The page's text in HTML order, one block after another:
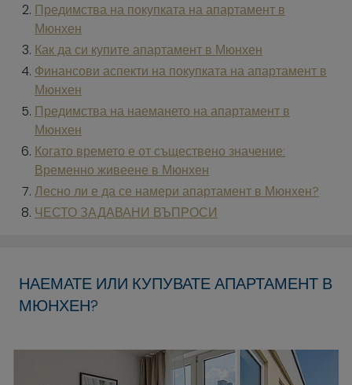
Предимства на покупката на апартамент в
Мюнхен
Как да си купите апартамент в Мюнхен
Финансови аспекти на покупката на апартамент в
Мюнхен
Предимства на наемането на апартамент в
Мюнхен
Когато времето е от съществено значение:
Временно живеене в Мюнхен
Лесно ли е да се намери апартамент в Мюнхен?
ЧЕСТО ЗАДАВАНИ ВЪПРОСИ
НАЕМАТЕ ИЛИ КУПУВАТЕ АПАРТАМЕНТ В
МЮНХЕН?